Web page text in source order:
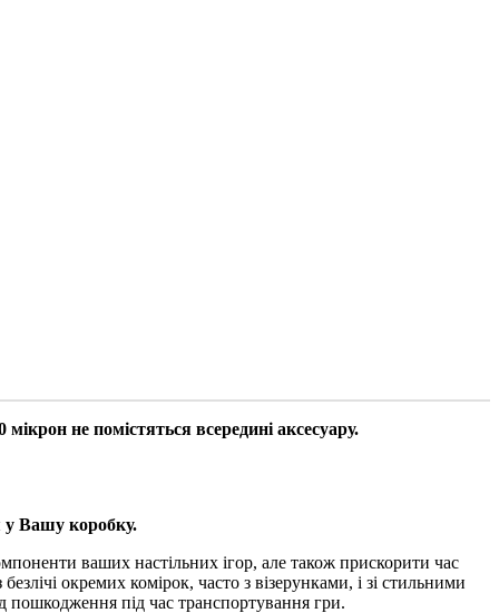
не помістяться всередині аксесуару.
у Вашу коробку.
ваших настільних ігор, але також прискорити час
окремих комірок, часто з візерунками, і зі стильними
пошкодження під час транспортування гри.